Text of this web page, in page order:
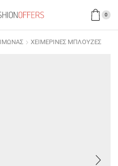
0
ΧΕΙΜΕΡΙΝΕΣ ΜΠΛΟΥΖΕΣ